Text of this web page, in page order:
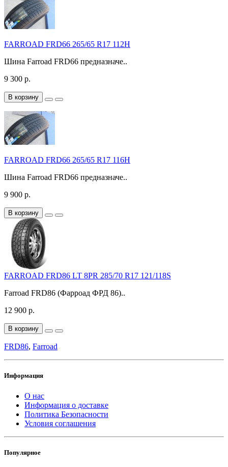
FARROAD FRD66 265/65 R17 112H
Шина Farroad FRD66 предназначе..
9 300 р.
В корзину
FARROAD FRD66 265/65 R17 116H
Шина Farroad FRD66 предназначе..
9 900 р.
В корзину
FARROAD FRD86 LT 8PR 285/70 R17 121/118S
Farroad FRD86 (Фарроад ФРД 86)..
12 900 р.
В корзину
FRD86, Farroad
Информация
О нас
Информация о доставке
Политика Безопасности
Условия соглашения
Популярное